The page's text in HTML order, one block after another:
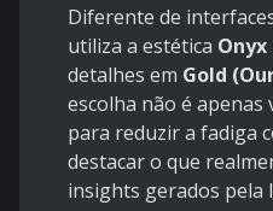
Diferente de
utiliza a estética
detalhes em Gold
escolha não é apenas
para reduzir a fadiga
destacar o que
insights gerados pela